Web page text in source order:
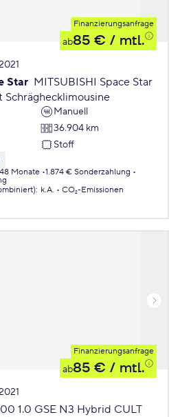
Finanzierungsanfrage
ab85 € / mtl.
Star MITSUBISHI Space Star
Schräghecklimousine
Manuell
36.904 km
Stoff
48 Monate 1.874 € Sonderzahlung
: k.A.
CO₂-Emissionen
Finanzierungsanfrage
ab85 € / mtl.
1.0 GSE N3 Hybrid CULT